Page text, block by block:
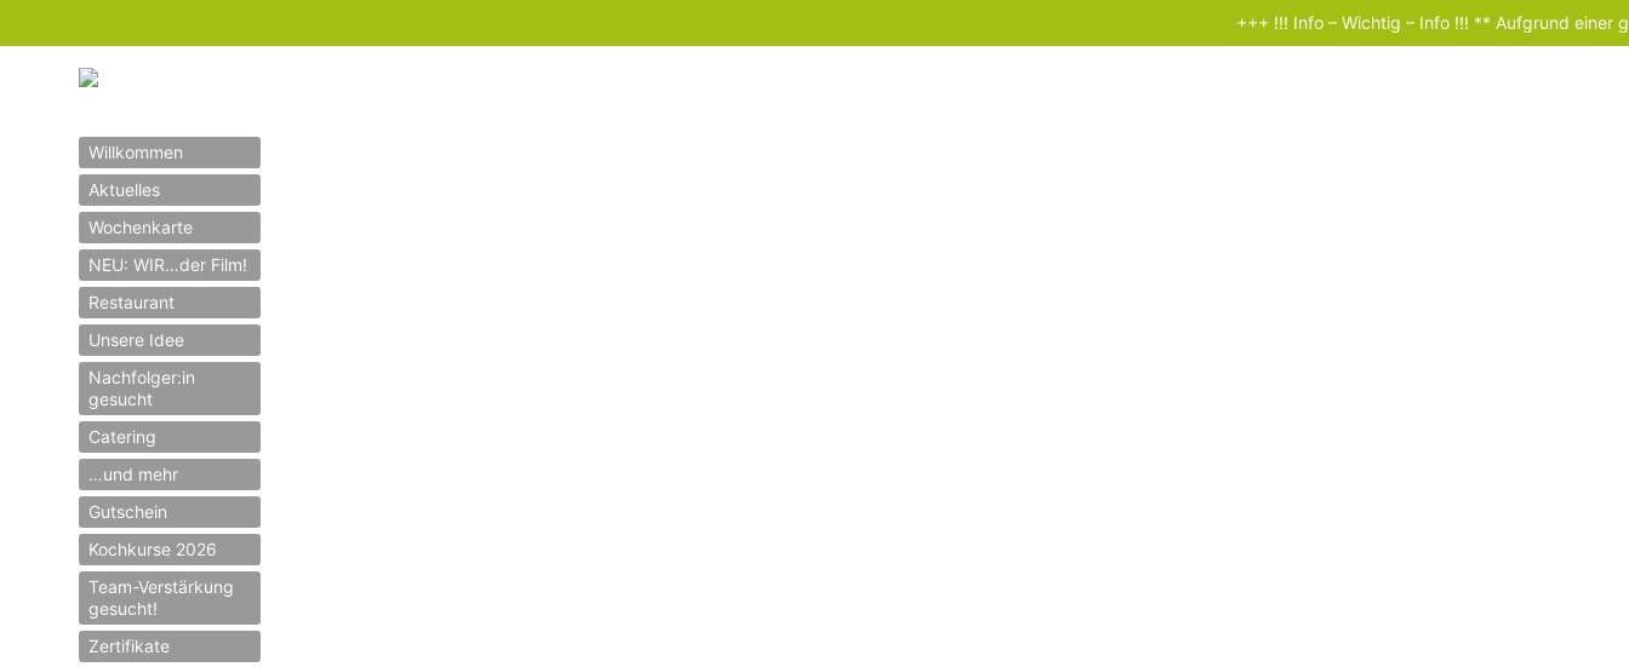
Willkommen
Aktuelles
Wochenkarte
NEU: WIR…der Film!
Restaurant
Unsere Idee
Nachfolger:in
gesucht
Catering
…und mehr
Gutschein
Kochkurse 2026
Team-Verstärkung
gesucht!
Zertifikate
+++ !!! Info – Wichtig – Info !!! ** Aufgrund einer